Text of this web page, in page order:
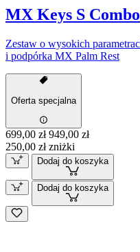
MX Keys S Combo
Zestaw o wysokich
i podpórka MX Palm Rest
Oferta specjalna
699,00 zł 949,00 zł
250,00 zł zniżki
Dodaj do koszyka
Dodaj do koszyka